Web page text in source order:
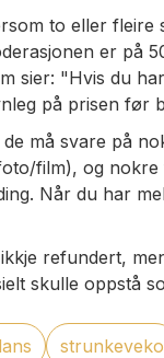
to eller
er på
sier: "Hvis du
på prisen før
må svare på
film), og
Når du har
refundert,
skulle oppstå
strunkeveko